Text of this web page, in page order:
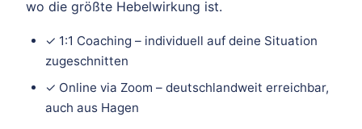
wo die größte Hebelwirkung ist.
✓ 1:1 Coaching – individuell auf deine Situation
zugeschnitten
✓ Online via Zoom – deutschlandweit erreichbar,
auch aus Hagen